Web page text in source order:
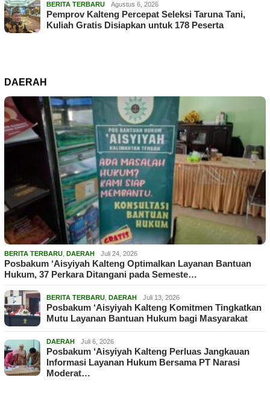
BERITA TERBARU Agustus 6, 2026
Pemprov Kalteng Percepat Seleksi Taruna Tani,
Kuliah Gratis Disiapkan untuk 178 Peserta
DAERAH
BERITA TERBARU DAERAH Juli 24, 2026
Posbakum ‘Aisyiyah Kalteng Optimalkan Layanan Bantuan
Hukum, 37 Perkara Ditangani pada Semeste…
BERITA TERBARU DAERAH Juli 13, 2026
Posbakum ‘Aisyiyah Kalteng Komitmen Tingkatkan
Mutu Layanan Bantuan Hukum bagi Masyarakat
DAERAH Juli 6, 2026
Posbakum ‘Aisyiyah Kalteng Perluas Jangkauan
Informasi Layanan Hukum Bersama PT Narasi
Moderat…